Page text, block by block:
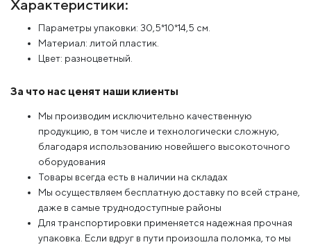
Характеристики:
Параметры упаковки: 30,5*10*14,5 см.
Материал: литой пластик.
Цвет: разноцветный.
За что нас ценят наши клиенты
Мы производим исключительно качественную
продукцию, в том числе и технологически сложную,
благодаря использованию новейшего высокоточного
оборудования
Товары всегда есть в наличии на складах
Мы осуществляем бесплатную доставку по всей стране,
даже в самые труднодоступные районы
Для транспортировки применяется надежная прочная
упаковка. Если вдруг в пути произошла поломка, то мы